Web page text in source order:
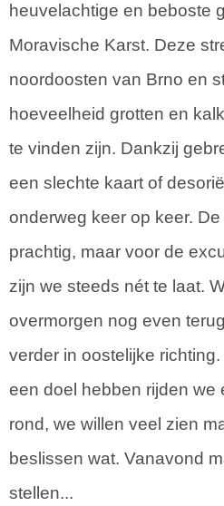
heuvelachtige en beboste
Moravische Karst. Deze
noordoosten van Brno en
hoeveelheid grotten en
te vinden zijn. Dankzij
een slechte kaart of
onderweg keer op keer.
prachtig, maar voor de
zijn we steeds nét te laat.
overmorgen nog even
verder in oostelijke
een doel hebben rijden we
rond, we willen veel zien
beslissen wat. Vanavond
stellen...